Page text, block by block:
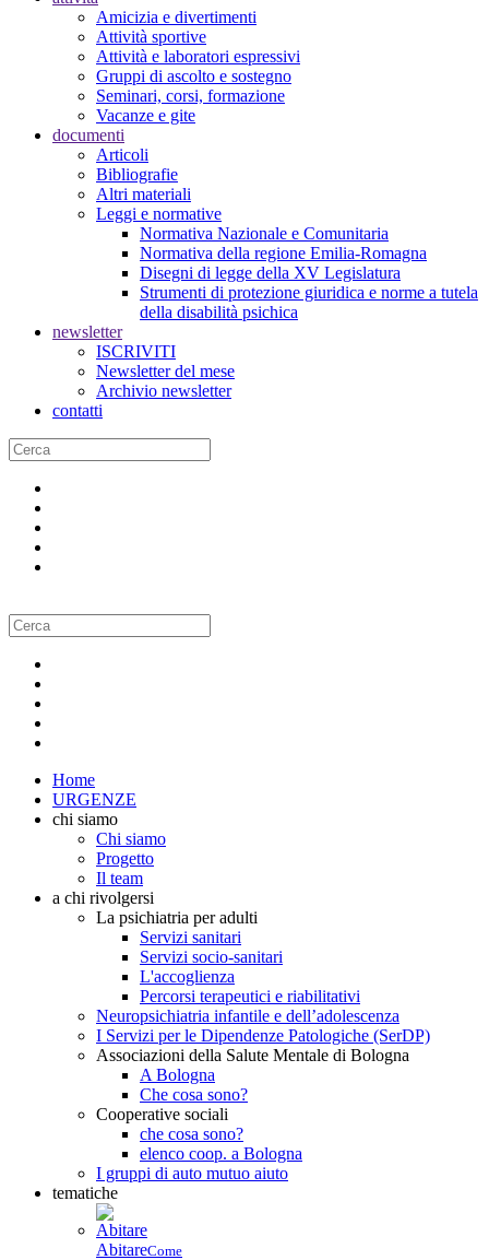
Amicizia e divertimenti
Attività sportive
Attività e laboratori espressivi
Gruppi di ascolto e sostegno
Seminari, corsi, formazione
Vacanze e gite
documenti
Articoli
Bibliografie
Altri materiali
Leggi e normative
Normativa Nazionale e Comunitaria
Normativa della regione Emilia-Romagna
Disegni di legge della XV Legislatura
Strumenti di protezione giuridica e norme a tutela
della disabilità psichica
newsletter
ISCRIVITI
Newsletter del mese
Archivio newsletter
contatti
Home
URGENZE
chi siamo
Chi siamo
Progetto
Il team
a chi rivolgersi
La psichiatria per adulti
Servizi sanitari
Servizi socio-sanitari
L'accoglienza
Percorsi terapeutici e riabilitativi
Neuropsichiatria infantile e dell’adolescenza
I Servizi per le Dipendenze Patologiche (SerDP)
Associazioni della Salute Mentale di Bologna
A Bologna
Che cosa sono?
Cooperative sociali
che cosa sono?
elenco coop. a Bologna
I gruppi di auto mutuo aiuto
tematiche
AbitareCome